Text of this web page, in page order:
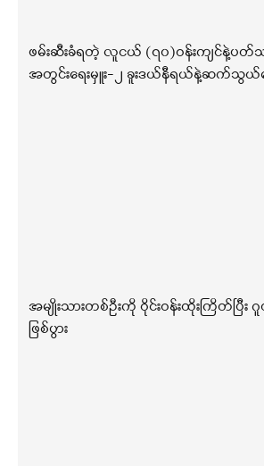
ဖမ်းဆီးခံရတဲ့ လူငယ် (၇၀)ဝန်းကျင်နဲ့ပတ်သ
အတွင်းရေးမှူး-၂ ခူးဒယ်နီရယ်နဲ့ဆက်သွယ်မေ
အမျိုးသားတစ်ဦးကို ဝိုင်းဝန်းထိုးကြိတ်ပြီး
ဖြစ်ပွား